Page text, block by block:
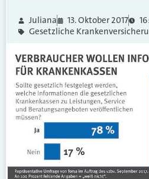
Juliana 13. Oktober 2017
Gesetzliche